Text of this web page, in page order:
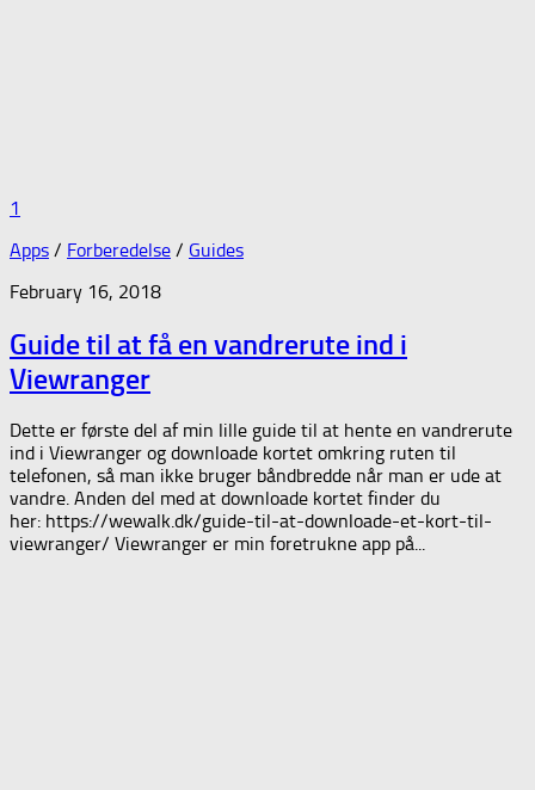
1
Apps / Forberedelse / Guides
February 16, 2018
Guide til at få en vandrerute ind i
Viewranger
Dette er første del af min lille guide til at hente en vandrerute
ind i Viewranger og downloade kortet omkring ruten til
telefonen, så man ikke bruger båndbredde når man er ude at
vandre. Anden del med at downloade kortet finder du
her: https://wewalk.dk/guide-til-at-downloade-et-kort-til-
viewranger/ Viewranger er min foretrukne app på...